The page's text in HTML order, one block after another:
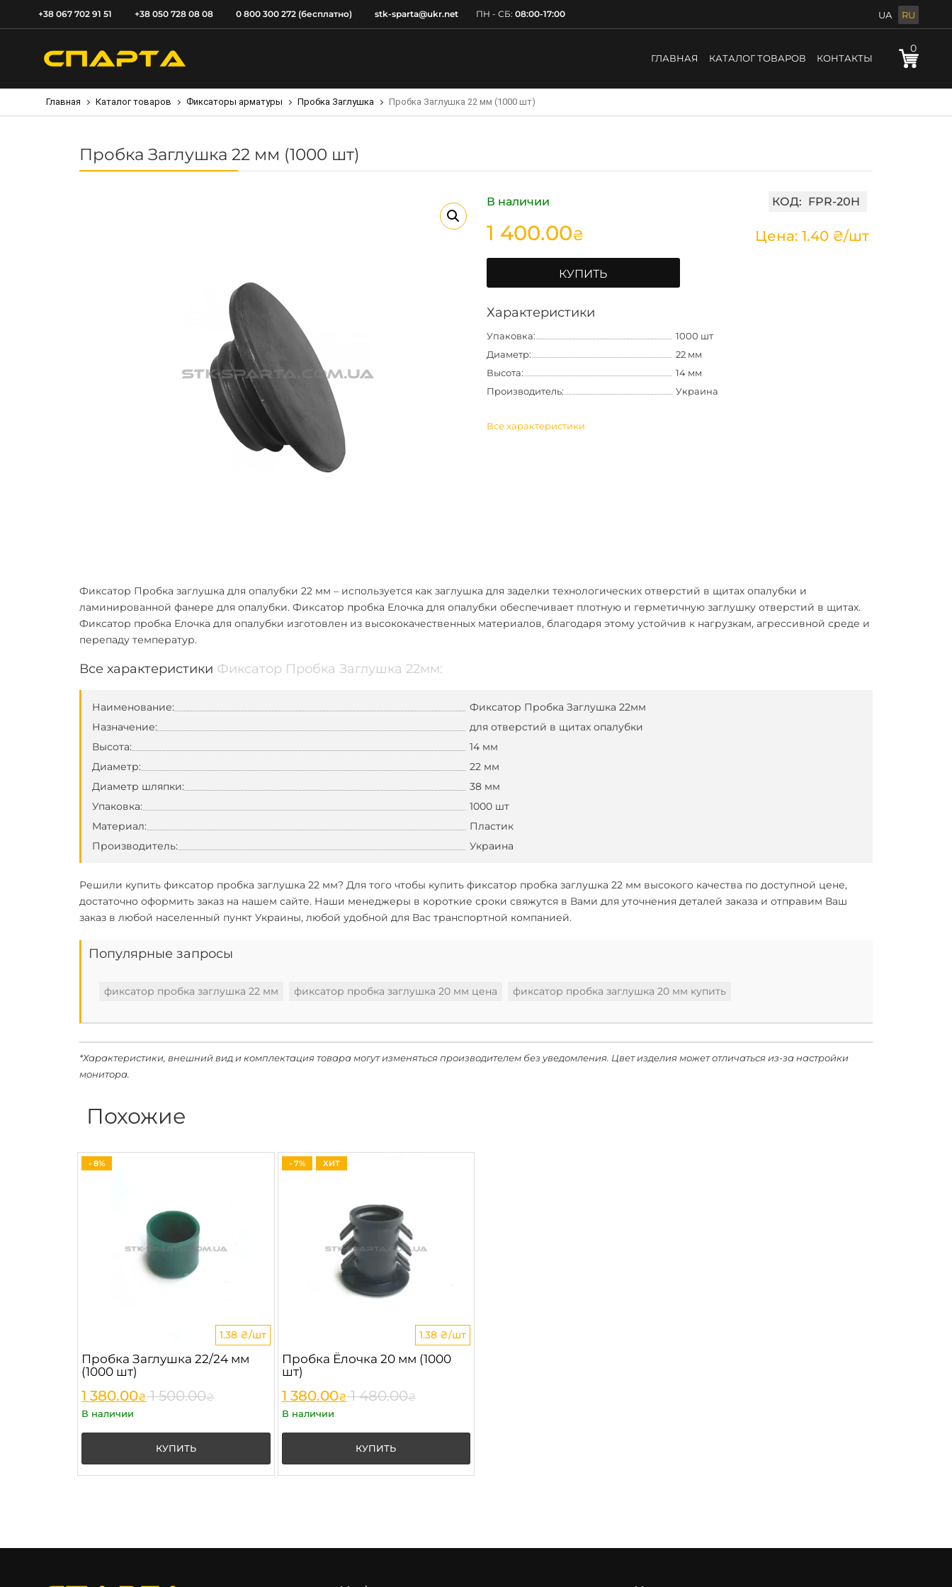
+38 067 702 91 51 +38 050 728 08 08 0 800 300 272 (бесплатно) stk-sparta@ukr.net ПН - СБ: 08:00-17:00 UA RU
ГЛАВНАЯ КАТАЛОГ ТОВАРОВ КОНТАКТЫ
0
Главная Каталог товаров Фиксаторы арматуры Пробка Заглушка Пробка Заглушка 22 мм (1000 шт)
Пробка Заглушка 22 мм (1000 шт)
В наличии КОД: FPR-20H
1 400.00₴ Цена: 1.40 ₴/шт
КУПИТЬ
Характеристики
Упаковка:
1000 шт
Диаметр:
22 мм
Высота:
14 мм
Производитель:
Украина
Все характеристики
Фиксатор Пробка заглушка для опалубки 22 мм – используется как заглушка для заделки технологических отверстий в щитах опалубки и
ламинированной фанере для опалубки. Фиксатор пробка Елочка для опалубки обеспечивает плотную и герметичную заглушку отверстий в щитах.
Фиксатор пробка Елочка для опалубки изготовлен из высококачественных материалов, благодаря этому устойчив к нагрузкам, агрессивной среде и
перепаду температур.
Все характеристики Фиксатор Пробка Заглушка 22мм:
Наименование:
Фиксатор Пробка Заглушка 22мм
Назначение:
для отверстий в щитах опалубки
Высота:
14 мм
Диаметр:
22 мм
Диаметр шляпки:
38 мм
Упаковка:
1000 шт
Материал:
Пластик
Производитель:
Украина
Решили купить фиксатор пробка заглушка 22 мм? Для того чтобы купить фиксатор пробка заглушка 22 мм высокого качества по доступной цене,
достаточно оформить заказ на нашем сайте. Наши менеджеры в короткие сроки свяжутся в Вами для уточнения деталей заказа и отправим Ваш
заказ в любой населенный пункт Украины, любой удобной для Вас транспортной компанией.
Популярные запросы
фиксатор пробка заглушка 22 мм фиксатор пробка заглушка 20 мм цена фиксатор пробка заглушка 20 мм купить
*Характеристики, внешний вид и комплектация товара могут изменяться производителем без уведомления. Цвет изделия может отличаться из-за настройки
монитора.
Похожие
- 8%
1.38 ₴/шт
Пробка Заглушка 22/24 мм
(1000 шт)
1 380.00₴ 1 500.00₴
В наличии
КУПИТЬ
- 7% ХИТ
1.38 ₴/шт
Пробка Ёлочка 20 мм (1000
шт)
1 380.00₴ 1 480.00₴
В наличии
КУПИТЬ